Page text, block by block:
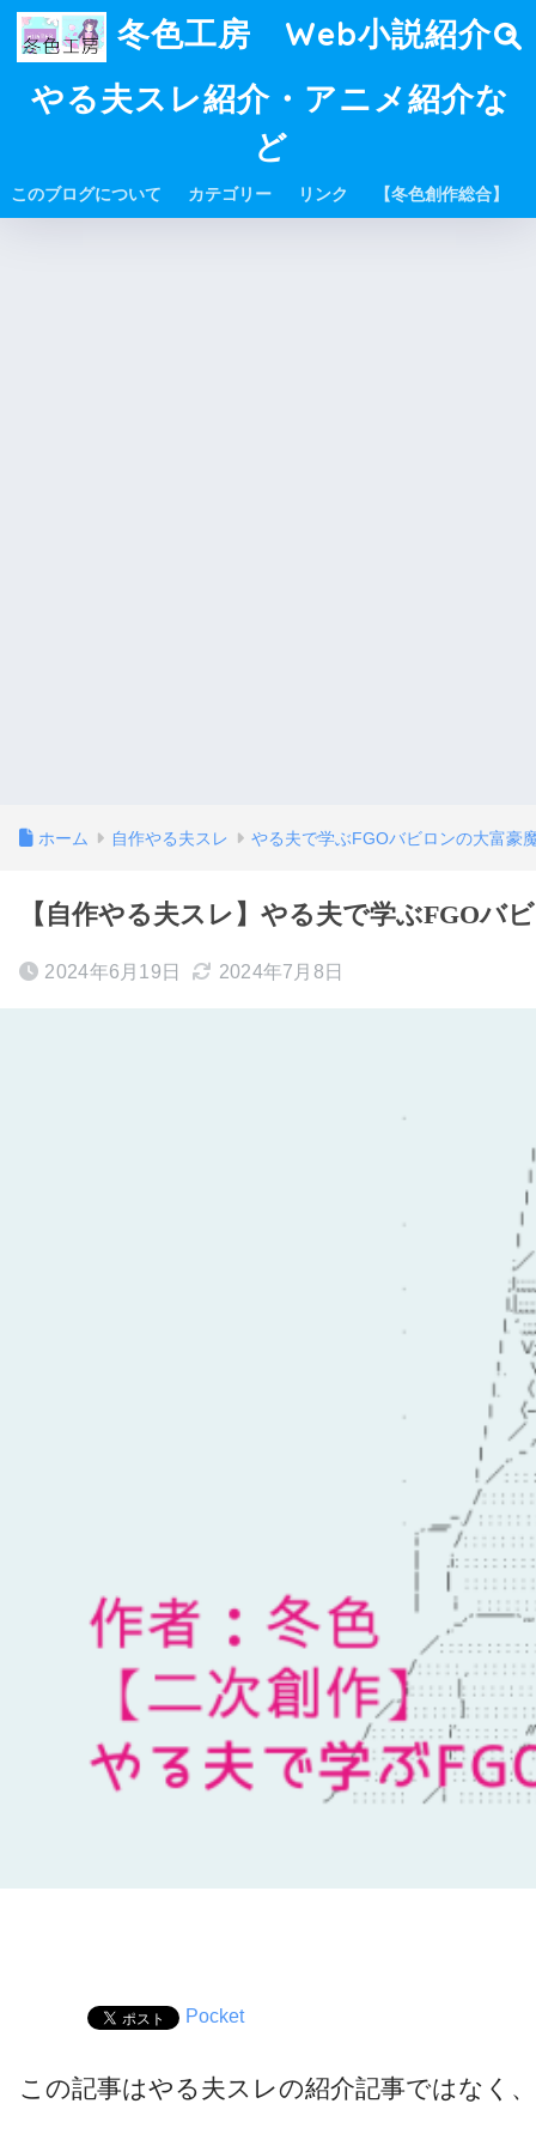
冬色工房 Web小説紹介・
やる夫スレ紹介・アニメ紹介な
ど
このブログについて カテゴリー リンク 【冬色創作総合】
ホーム 自作やる夫スレ やる夫で学ぶFGOバビロンの大富豪
【自作やる夫スレ】やる夫で学ぶFGOバ
2024年6月19日 2024年7月8日
Pocket
この記事はやる夫スレの紹介記事ではなく